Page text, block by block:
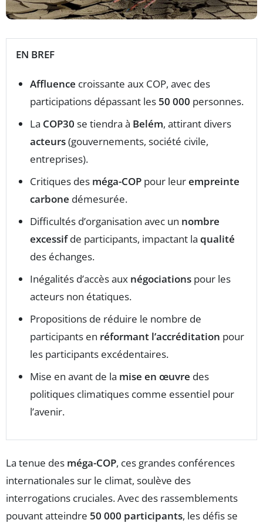
EN BREF
Affluence croissante aux COP, avec des
participations dépassant les 50 000 personnes.
La COP30 se tiendra à Belém, attirant divers
acteurs(gouvernements, société civile,
entreprises).
Critiques des méga-COP pour leurempreinte
carbone démesurée.
Difficultés d’organisation avec un nombre
excessifde participants, impactant la qualité
des échanges.
Inégalités d’accès aux négociations pour les
acteurs non étatiques.
Propositions de réduire le nombre de
participants en réformant l’accréditation pour
les participants excédentaires.
Mise en avant de la mise en œuvre des
politiques climatiques comme essentiel pour
l’avenir.
La tenue des méga-COP, ces grandes conférences
internationales sur le climat, soulève des
interrogations cruciales. Avec des rassemblements
pouvant atteindre 50 000 participants, les défis se